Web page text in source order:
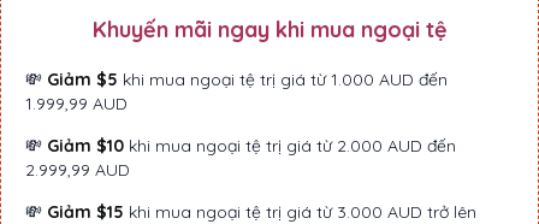
Khuyến mãi ngay khi mua ngoại tệ
💸 Giảm $5 khi mua ngoại tệ trị giá từ 1.000 AUD đến
1.999,99 AUD
💸 Giảm $10 khi mua ngoại tệ trị giá từ 2.000 AUD đến
2.999,99 AUD
💸 Giảm $15 khi mua ngoại tệ trị giá từ 3.000 AUD trở lên